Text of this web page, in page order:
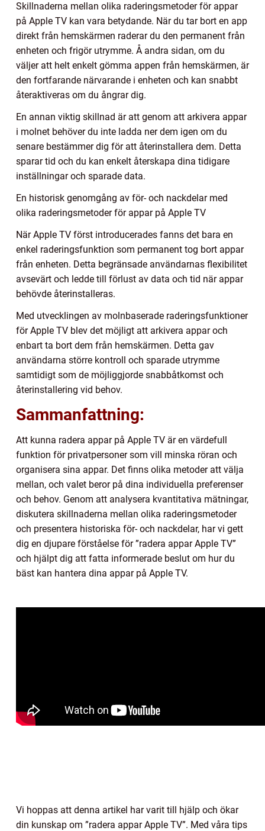
Skillnaderna mellan olika raderingsmetoder för appar
på Apple TV kan vara betydande. När du tar bort en app
direkt från hemskärmen raderar du den permanent från
enheten och frigör utrymme. Å andra sidan, om du
väljer att helt enkelt gömma appen från hemskärmen, är
den fortfarande närvarande i enheten och kan snabbt
återaktiveras om du ångrar dig.
En annan viktig skillnad är att genom att arkivera appar
i molnet behöver du inte ladda ner dem igen om du
senare bestämmer dig för att återinstallera dem. Detta
sparar tid och du kan enkelt återskapa dina tidigare
inställningar och sparade data.
En historisk genomgång av för- och nackdelar med
olika raderingsmetoder för appar på Apple TV
När Apple TV först introducerades fanns det bara en
enkel raderingsfunktion som permanent tog bort appar
från enheten. Detta begränsade användarnas flexibilitet
avsevärt och ledde till förlust av data och tid när appar
behövde återinstalleras.
Med utvecklingen av molnbaserade raderingsfunktioner
för Apple TV blev det möjligt att arkivera appar och
enbart ta bort dem från hemskärmen. Detta gav
användarna större kontroll och sparade utrymme
samtidigt som de möjliggjorde snabbåtkomst och
återinstallering vid behov.
Sammanfattning:
Att kunna radera appar på Apple TV är en värdefull
funktion för privatpersoner som vill minska röran och
organisera sina appar. Det finns olika metoder att välja
mellan, och valet beror på dina individuella preferenser
och behov. Genom att analysera kvantitativa mätningar,
diskutera skillnaderna mellan olika raderingsmetoder
och presentera historiska för- och nackdelar, har vi gett
dig en djupare förståelse för ”radera appar Apple TV”
och hjälpt dig att fatta informerade beslut om hur du
bäst kan hantera dina appar på Apple TV.
Vi hoppas att denna artikel har varit till hjälp och ökar
din kunskap om ”radera appar Apple TV”. Med våra tips